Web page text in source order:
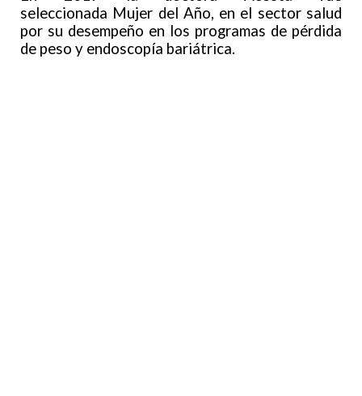
seleccionada Mujer del Año, en el sector salud
por su desempeño en los programas de pérdida
de peso y endoscopía bariátrica.